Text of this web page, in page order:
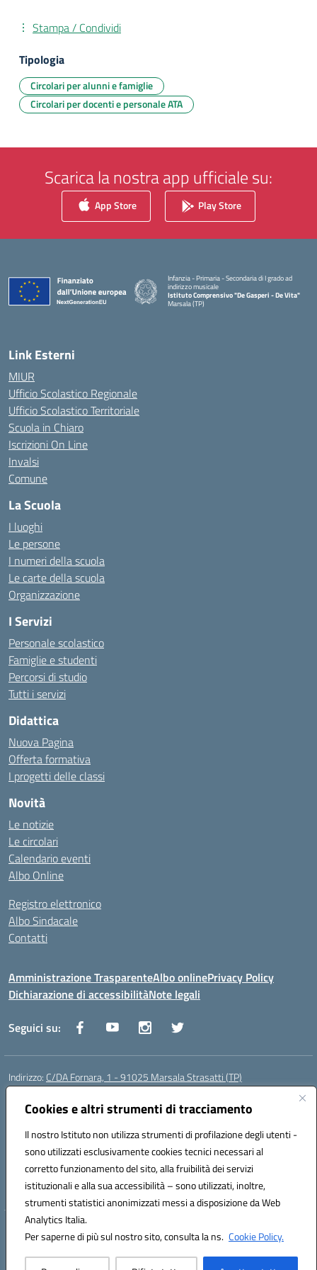
Cookies e altri strumenti di tracciamento
Il nostro Istituto non utilizza strumenti di profilazione degli utenti -
sono utilizzati esclusivamente cookies tecnici necessari al
corretto funzionamento del sito, alla fruibilità dei servizi
istituzionali e alla sua accessibilità – sono utilizzati, inoltre,
strumenti statistici anonimizzati messi a disposizione da Web
Analytics Italia.
Per saperne di più sul nostro sito, consulta la ns. Cookie Policy.
Stampa / Condividi
Tipologia
Circolari per alunni e famiglie
Circolari per docenti e personale ATA
Scarica la nostra app ufficiale su:
App Store Play Store
Infanzia - Primaria - Secondaria di I grado ad
indirizzo musicale
Istituto Comprensivo "De Gasperi - De Vita"
Marsala (TP)
Link Esterni
MIUR
Ufficio Scolastico Regionale
Ufficio Scolastico Territoriale
Scuola in Chiaro
Iscrizioni On Line
Invalsi
Comune
La Scuola
I luoghi
Le persone
I numeri della scuola
Le carte della scuola
Organizzazione
I Servizi
Personale scolastico
Famiglie e studenti
Percorsi di studio
Tutti i servizi
Didattica
Nuova Pagina
Offerta formativa
I progetti delle classi
Novità
Le notizie
Le circolari
Calendario eventi
Albo Online
Registro elettronico
Albo Sindacale
Contatti
Amministrazione TrasparenteAlbo onlinePrivacy Policy
Dichiarazione di accessibilitàNote legali
Seguici su:
Indirizzo: C/DA Fornara, 1 - 91025 Marsala Strasatti (TP)
Centralino:
Posta elettronica certificata (PEC):tpic81600v@pec.istruzione.it
Codice fiscale: 82006360810
Codice meccanografico:TPIC81600V
Codice Indice delle Pubbliche Amministrazioni (IPA): istsc_tpic81600v
Codice unico di fatturazione (CUF): UFODYY
Hosting & Powered by 3D Solution S.r.l.
Concept & Design by Designers Italia